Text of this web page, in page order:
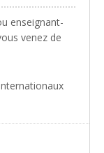
enseignant-
venez de